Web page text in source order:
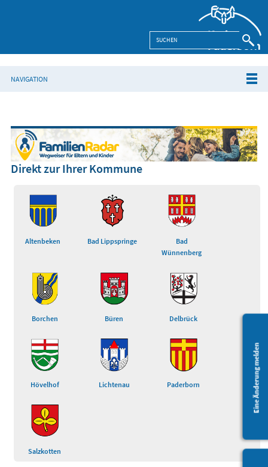
NAVIGATION
Eine Änderung melden
Direkt zur Ihrer Kommune
Altenbeken Bad Lippspringe
Bad
Wünnenberg
Borchen Büren Delbrück
Hövelhof Lichtenau Paderborn
Salzkotten